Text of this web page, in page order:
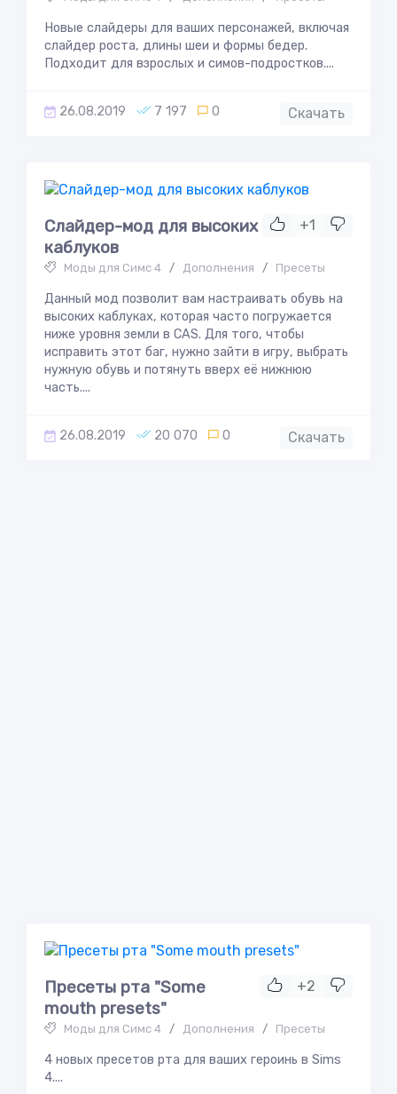
Новые слайдеры для ваших персонажей, включая
слайдер роста, длины шеи и формы бедер.
Подходит для взрослых и симов-подростков....
26.08.2019 7 197 0 Скачать
+1
Слайдер-мод для высоких
каблуков
Моды для Симс 4 / Дополнения / Пресеты
Данный мод позволит вам настраивать обувь на
высоких каблуках, которая часто погружается
ниже уровня земли в CAS. Для того, чтобы
исправить этот баг, нужно зайти в игру, выбрать
нужную обувь и потянуть вверх её нижнюю
часть....
26.08.2019 20 070 0 Скачать
+2
Пресеты рта "Some
mouth presets"
Моды для Симс 4 / Дополнения / Пресеты
4 новых пресетов рта для ваших героинь в Sims
4....